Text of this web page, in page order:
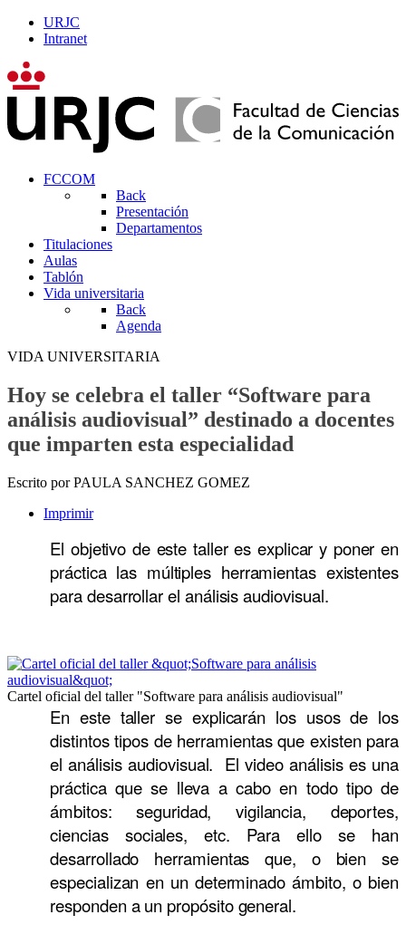
URJC
Intranet
FCCOM
Back
Presentación
Departamentos
Titulaciones
Aulas
Tablón
Vida universitaria
Back
Agenda
VIDA UNIVERSITARIA
Hoy se celebra el taller “Software para
análisis audiovisual” destinado a docentes
que imparten esta especialidad
Escrito por PAULA SANCHEZ GOMEZ
Imprimir
El objetivo de este taller es explicar y poner en
práctica las múltiples herramientas existentes
para desarrollar el análisis audiovisual.
Cartel oficial del taller "Software para análisis audiovisual"
En este taller se explicarán los usos de los
distintos tipos de herramientas que existen para
el análisis audiovisual. El video análisis es una
práctica que se lleva a cabo en todo tipo de
ámbitos: seguridad, vigilancia, deportes,
ciencias sociales, etc. Para ello se han
desarrollado herramientas que, o bien se
especializan en un determinado ámbito, o bien
responden a un propósito general.